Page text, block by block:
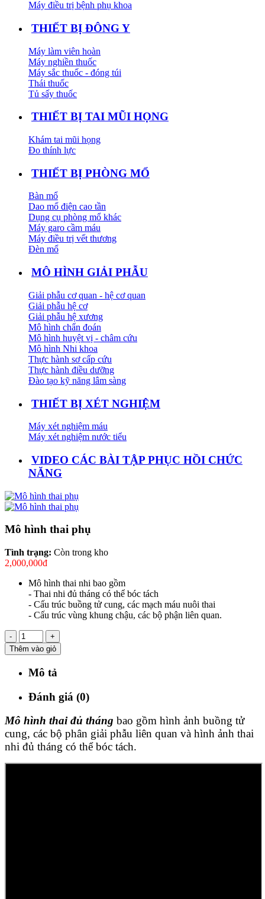
Máy điều trị bệnh phụ khoa
THIẾT BỊ ĐÔNG Y
Máy làm viên hoàn
Máy nghiền thuốc
Máy sắc thuốc - đóng túi
Thái thuốc
Tủ sấy thuốc
THIẾT BỊ TAI MŨI HỌNG
Khám tai mũi họng
Đo thính lực
THIẾT BỊ PHÒNG MỔ
Bàn mổ
Dao mổ điện cao tần
Dụng cụ phòng mổ khác
Máy garo cầm máu
Máy điều trị vết thương
Đèn mổ
MÔ HÌNH GIẢI PHẪU
Giải phẫu cơ quan - hệ cơ quan
Giải phẫu hệ cơ
Giải phẫu hệ xương
Mô hình chẩn đoán
Mô hình huyệt vị - châm cứu
Mô hình Nhi khoa
Thực hành sơ cấp cứu
Thực hành điều dưỡng
Đào tạo kỹ năng lâm sàng
THIẾT BỊ XÉT NGHIỆM
Máy xét nghiệm máu
Máy xét nghiệm nước tiểu
VIDEO CÁC BÀI TẬP PHỤC HỒI CHỨC
NĂNG
Mô hình thai phụ
Tình trạng: Còn trong kho
2,000,000đ
Mô hình thai nhi bao gồm
- Thai nhi đủ tháng có thể bóc tách
- Cấu trúc buồng tử cung, các mạch máu nuôi thai
- Cấu trúc vùng khung chậu, các bộ phận liên quan.
-
+
Thêm vào giỏ
Mô tả
Đánh giá (0)
Mô hình thai đủ tháng bao gồm hình ảnh buồng tử
cung, các bộ phân giải phẫu liên quan và hình ảnh thai
nhi đủ tháng có thể bóc tách.